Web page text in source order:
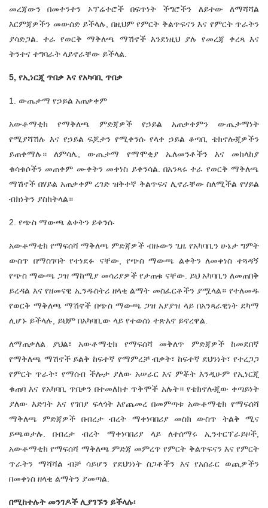
መረጃውን በመተንተን ኦፕሬተሮች በፍጥነት ችግሮችን ለይተው ለማሻሻል
እርምጃዎችን መውሰድ ይችላሉ, በዚህም የምርት ቅልጥፍናን እና የምርት ጥራትን
ያሳድጋል. ተራ የወርቅ ማቅለጫ ማሽኖች እንደነዚህ ያሉ የመረጃ ቀረጻ እና
ትንተና ተግባራት ላይኖራቸው ይችላል.
5, የኢነርጂ ጥበቃ እና የአካባቢ ጥበቃ
1. ውጤታማ የኃይል አጠቃቀም
አውቶማቲክ የማቅለጫ ምድጃዎች የኃይል አጠቃቀምን ውጤታማነት
የሚያሻሽሉ እና የኃይል ፍጆታን የሚቀንሱ የላቀ ኃይል ቆጣቢ ቴክኖሎጂዎችን
ይጠቀማሉ። ለምሳሌ, ውጤታማ የማሞቂያ ኤለመንቶችን እና መከላከያ
ቁሳቁሶችን መጠቀም ሙቀትን መቀነስ ይቀንሳል. በአንጻሩ ተራ የወርቅ ማቅለጫ
ማሽኖች በሃይል አጠቃቀም ረገድ ዝቅተኛ ቅልጥፍና ሊኖራቸው ስለሚችል የሃይል
ብክነትን ያስከትላል።
2. የጭስ ማውጫ ልቀትን ይቀንሱ
አውቶማቲክ የማፍሰሻ ማቅለጫ ምድጃዎች ብዙውን ጊዜ የአካባቢን ሁኔታ ግምት
ውስጥ በማስገባት የተነደፉ ናቸው, የጭስ ማውጫ ልቀትን ለመቀነስ ተጓዳኝ
የጭስ ማውጫ ጋዝ ማከሚያ መሳሪያዎች የታጠቁ ናቸው. ይህ አካባቢን ለመጠበቅ
ይረዳል እና የዘመናዊ ኢንዱስትሪ ዘላቂ ልማት መስፈርቶችን ያሟላል። የተለመዱ
የወርቅ ማቅለጫ ማሽኖች በጭስ ማውጫ ጋዝ አያያዝ ላይ በአንጻራዊነት ደካማ
ሊሆኑ ይችላሉ, ይህም በአካባቢው ላይ የተወሰነ ተጽእኖ ይኖረዋል.
ለማጠቃለል ያህል፣ አውቶማቲክ የማፍሰሻ መቅለጥ ምድጃዎችከመደበኛ
የማቅለጫ ማሽኖች ይልቅ ከፍተኛ የማምረቻ ብቃት፣ ከፍተኛ ደህንነት፣ የተረጋጋ
የምርት ጥራት፣ የማሰብ ችሎታ ያለው አሠራር እና ምቾት እንዲሁም የኢነርጂ
ቁጠባ እና የአካባቢ ጥበቃን በተመለከተ ጥቅሞች አሉት። የቴክኖሎጂው ቀጣይነት
ያለው እድገት እና የገበያ ፍላጎት እየጨመረ በመምጣቱ አውቶማቲክ የማፍሰሻ
ማቅለጫ ምድጃዎች በብረታ ብረት ማቀነባበሪያ መስክ ውስጥ ትልቅ ሚና
ይጫወታሉ. በብረታ ብረት ማቀነባበሪያ ላይ ለተሰማሩ ኢንተርፕራይዞች,
አውቶማቲክ የማፍሰሻ ማቅለጫ ምድጃ መምረጥ የምርት ቅልጥፍናን እና የምርት
ጥራትን ማሻሻል ብቻ ሳይሆን የደህንነት ስጋቶችን እና የአሰራር ወጪዎችን
በመቀነስ ዘላቂ ልማትን ያመጣል.
በሚከተሉት መንገዶች ሊያገኙን ይችላሉ፡